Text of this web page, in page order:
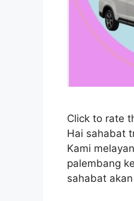
Click to rate
Hai sahabat
Kami
palembang
sahabat